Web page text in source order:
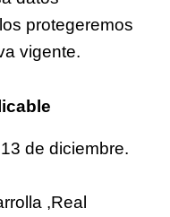
protegeremos
vigente.
de diciembre.
,Real